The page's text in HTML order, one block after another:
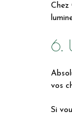
Chez
6.
vos
Si